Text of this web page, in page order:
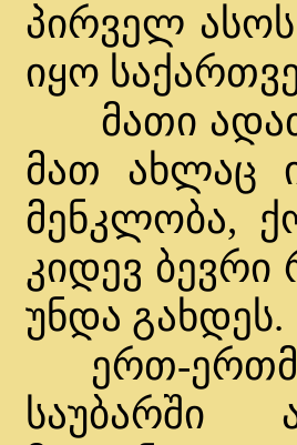
პირველ
იყო
მათი ადათ
მათ ახლაც
მენკლობა,
კიდევ
უნდა გახდეს.
ერთ-ერთმა
საუბარში